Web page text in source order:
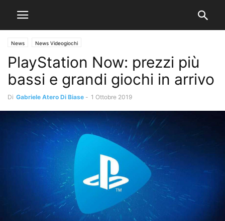
News News Videogiochi
PlayStation Now: prezzi più
bassi e grandi giochi in arrivo
Di Gabriele Atero Di Biase - 1 Ottobre 2019